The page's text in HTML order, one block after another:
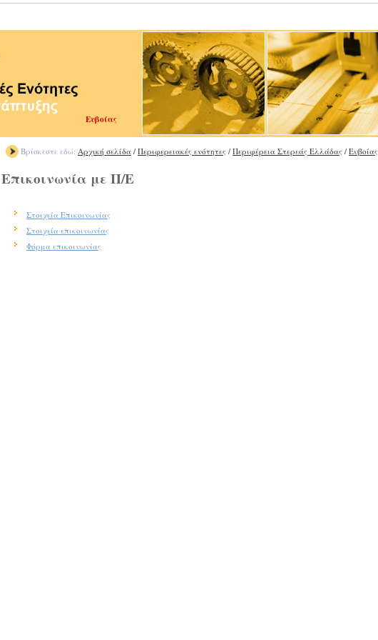
Ευβοίας
Βρίσκεστε εδώ: Αρχική σελίδα / Περιφερειακές ενότητες / Περιφέρεια Στερεάς Ελλάδας / Ευβοίας
Επικοινωνία με Π/Ε
Στοιχεία Επικοινωνίας
Στοιχεία επικοινωνίας
Φόρμα επικοινωνίας